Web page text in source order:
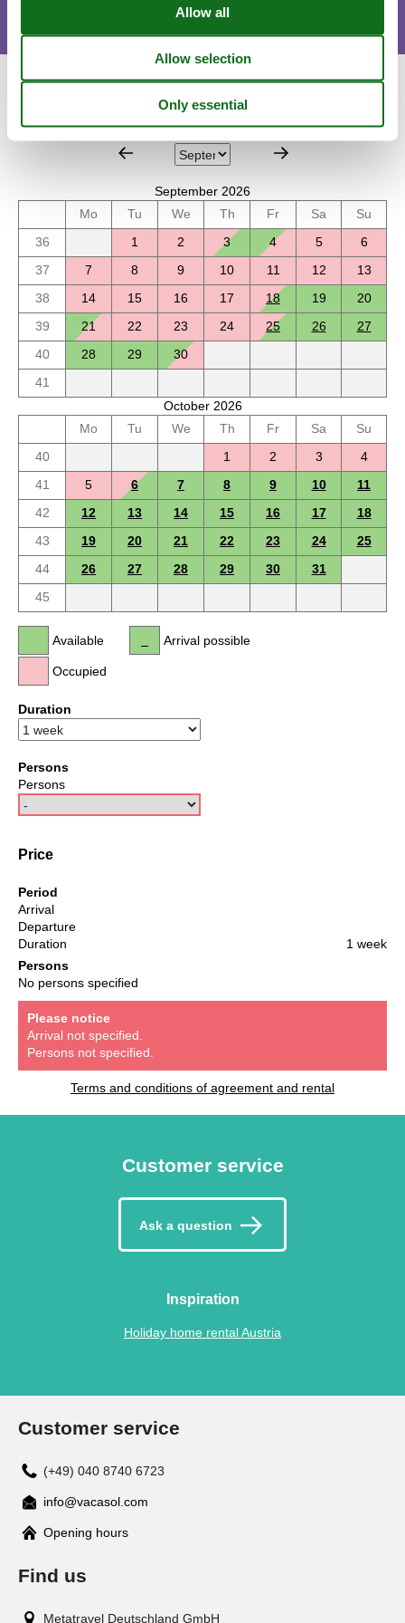
September 2026
Mo
Tu We Th Fr Sa
Su
36
1 2 3 4 5
6
37
7 8 9 10 11 12
13
38
14 15 16 17 18 19
20
39
21 22 23 24 25 26
27
40
28 29
30
41
October 2026
Mo
Tu We Th Fr Sa
Su
40
1 2 3
4
41
5 6 7 8 9 10
11
42
12 13 14 15 16 17
18
43
19 20 21 22 23 24
25
44
26 27 28 29 30
31
45
Available
Occupied
Arrival possible
Duration
Persons
Persons
Price
Period
Arrival
Departure
Duration
1 week
Persons
No persons specified
Please notice
Arrival not specified.
Persons not specified.
Terms and conditions of agreement and rental
Customer service
Ask a question
Inspiration
Holiday home rental Austria
Customer service
(+49) 040 8740 6723
info@vacasol.com
Opening hours
Find us
Metatravel Deutschland GmbH